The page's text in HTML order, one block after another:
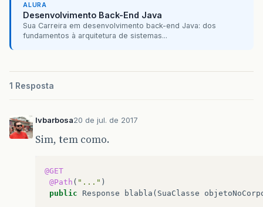
ALURA
Desenvolvimento Back-End Java
Sua Carreira em desenvolvimento back-end Java: dos
fundamentos à arquitetura de sistemas...
1 Resposta
lvbarbosa20 de jul. de 2017
Sim, tem como.
@GET
@Path ( "..." )
public
Response blabla ( SuaClasse